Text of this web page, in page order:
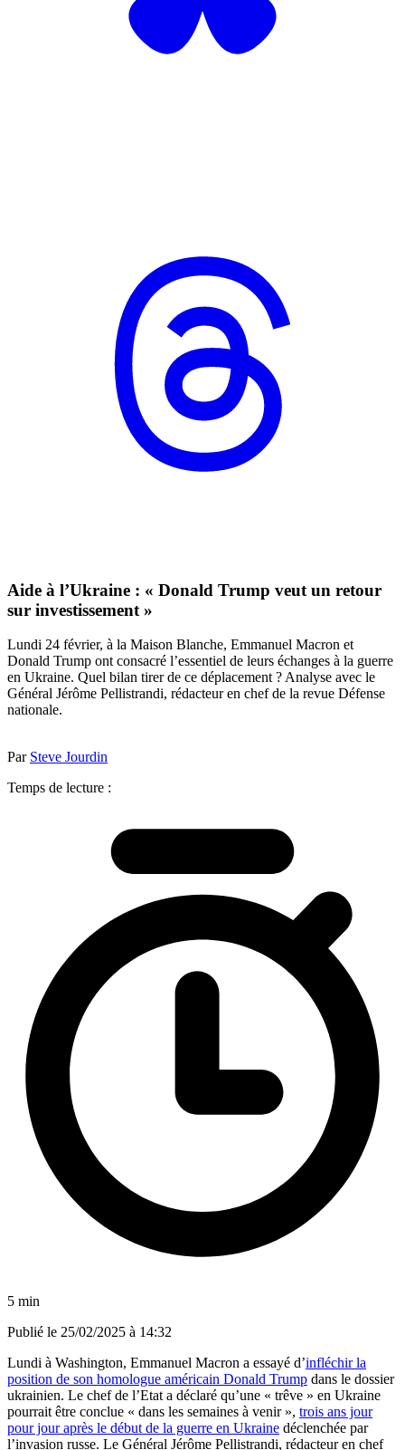
Aide à l’Ukraine : « Donald Trump veut un retour
sur investissement »
Lundi 24 février, à la Maison Blanche, Emmanuel Macron et
Donald Trump ont consacré l’essentiel de leurs échanges à la guerre
en Ukraine. Quel bilan tirer de ce déplacement ? Analyse avec le
Général Jérôme Pellistrandi, rédacteur en chef de la revue Défense
nationale.
Par Steve Jourdin
Temps de lecture :
5 min
Publié le 25/02/2025 à 14:32
Lundi à Washington, Emmanuel Macron a essayé d’infléchir la
position de son homologue américain Donald Trump dans le dossier
ukrainien. Le chef de l’Etat a déclaré qu’une « trêve » en Ukraine
pourrait être conclue « dans les semaines à venir », trois ans jour
pour jour après le début de la guerre en Ukraine déclenchée par
l’invasion russe. Le Général Jérôme Pellistrandi, rédacteur en chef